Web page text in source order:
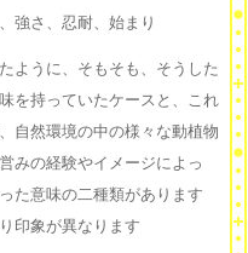
強さ、忍耐、始まり
ように、そもそも、そうした
を持っていたケースと、これ
自然環境の中の様々な動植物
みの経験やイメージによっ
た意味の二種類があります
印象が異なります